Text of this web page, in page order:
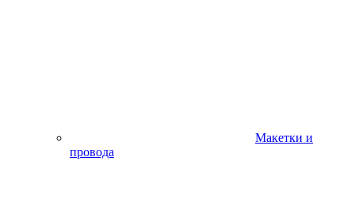
Макетки и
провода